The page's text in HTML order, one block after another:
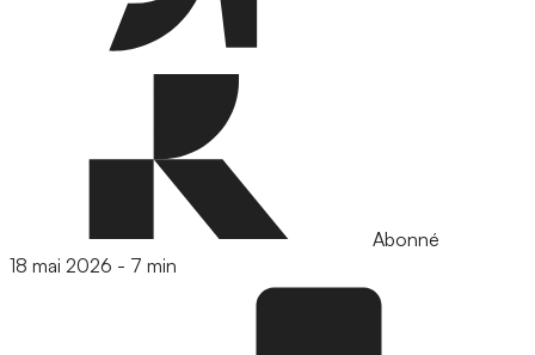
Abonné
18 mai 2026 - 7 min